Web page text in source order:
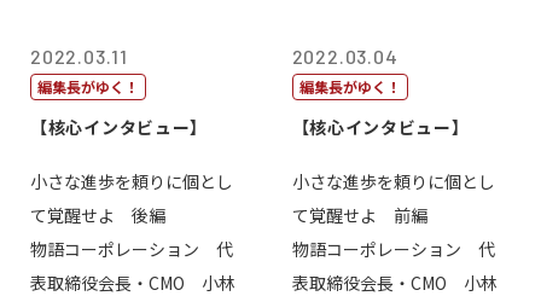
2022.03.11
編集長がゆく！
【核心インタビュー】
小さな進歩を頼りに個とし
て覚醒せよ 後編
物語コーポレーション 代
表取締役会長・CMO 小林
2022.03.04
編集長がゆく！
【核心インタビュー】
小さな進歩を頼りに個とし
て覚醒せよ 前編
物語コーポレーション 代
表取締役会長・CMO 小林